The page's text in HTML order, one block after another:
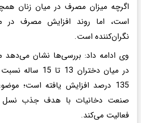
اگرچه میزان مصرف در میان زنان
است، اما روند افزایش مصرف در
نگران‌کننده است.
وی ادامه داد: بررسی‌ها نشان می‌دهد
135 درصد افزایش یافته است؛
صنعت دخانیات با هدف جذب نسل
فعالیت می‌کند.